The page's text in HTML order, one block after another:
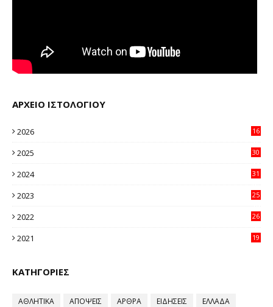
ΑΡΧΕΙΟ ΙΣΤΟΛΟΓΙΟΥ
2026
16
2025
30
2024
31
2023
25
2022
26
2021
19
ΚΑΤΗΓΟΡΙΕΣ
ΑΘΛΗΤΙΚΑ ΑΠΟΨΕΙΣ ΑΡΘΡΑ ΕΙΔΗΣΕΙΣ
ΕΛΛΑΔΑ